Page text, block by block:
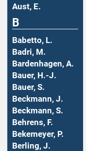
Aust, E.
B
Babetto, L.
Badri, M.
Bardenhagen, A.
Bauer, H.-J.
Bauer, S.
Beckmann, J.
Beckmann, S.
Behrens, F.
Bekemeyer, P.
Berling, J.